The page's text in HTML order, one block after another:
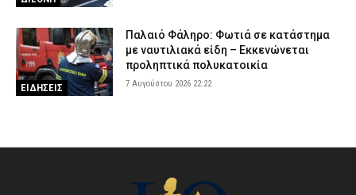
ΕΙΔΗΣΕΙΣ
Παλαιό Φάληρο: Φωτιά σε κατάστημα
με ναυτιλιακά είδη – Εκκενώνεται
προληπτικά πολυκατοικία
7 Αυγούστου 2026 22:22